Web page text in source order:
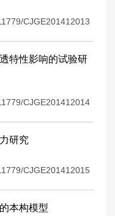
CJGE201412013
特性影响的试验研
CJGE201412014
研究
CJGE201412015
本构模型